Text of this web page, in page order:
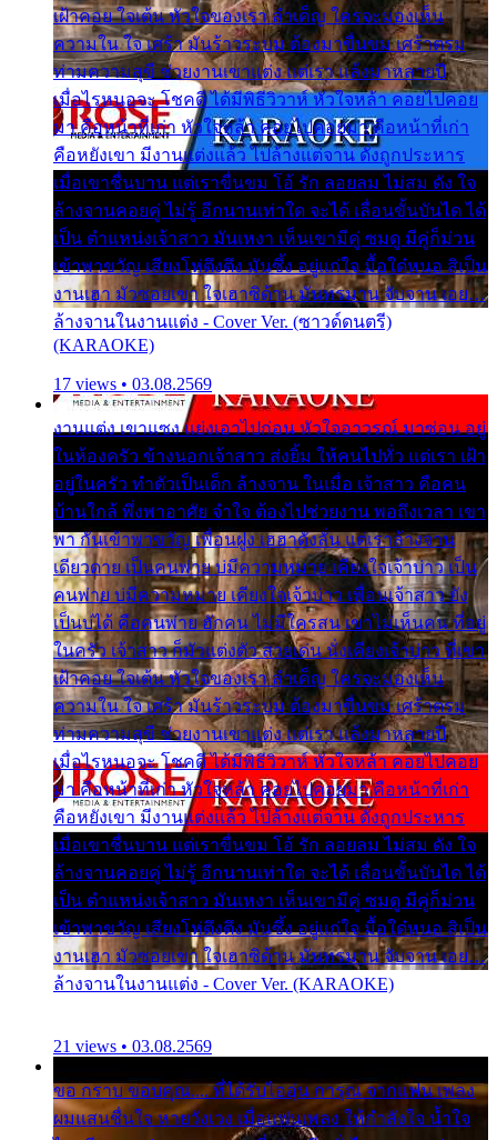
เฝ้าคอย ใจเต้น หัวใจของเรา ลำเค็ญ ใครจะมองเห็น
ความใน ใจ เศร้า มันร้าวระบม ต้องมาขื่นขม เศร้าตรม
ท่ามความสุขี ช่วยงานเขาแต่ง แต่เรา แล้งมาหลายปี
เมื่อไรหนอจะ โชคดี ได้มีพิธีวิวาห์ หัวใจหล้า คอยไปคอย
มา คือหน้าที่เก่า หัวใจหล้า คอยไปคอยมา คือหน้าที่เก่า
คือหยังเขา มีงานแต่งแล้ว ไปล้างแต่จาน ดั่งถูกประหาร
เมื่อเขาชื่นบาน แต่เราขื่นขม โอ้ รัก ลอยลม ไม่สม ดัง ใจ
ล้างจานคอยคู่ ไม่รู้ อีกนานเท่าใด จะได้ เลื่อนขั้นบันได ได้
เป็น ตำแหน่งเจ้าสาว มันเหงา เห็นเขามีคู่ ซมดู มีคู่ก็ม่วน
เข้าพาขวัญ เสียงโห่ตึงตึง มันซึ้ง อยู่แก่ใจ มื้อใด๋หนอ สิเป็น
งานเฮา มัวซอยเขา ใจเฮาซิด้าน มันทรมาน จับจาน เอย…
ล้างจานในงานแต่ง - Cover Ver. (ซาวด์ดนตรี)
(KARAOKE)
17 views • 03.08.2569
งานแต่ง เขาแซง แย่งเอาไปก่อน หัวใจอาวรณ์ มาซ่อน อยู่
ในห้องครัว ข้างนอกเจ้าสาว ส่งยิ้ม ให้คนไปทั่ว แต่เรา เฝ้า
อยู่ในครัว ทำตัวเป็นเด็ก ล้างจาน ในเมื่อ เจ้าสาว คือคน
บ้านใกล้ พึ่งพาอาศัย จำใจ ต้องไปช่วยงาน พอถึงเวลา เขา
พา กันเข้าพาขวัญ เพื่อนฝูง เฮฮาดังลั่น แต่เราล้างจาน
เดียวดาย เป็นคนพ่าย บ่มีความหมาย เคียงใจเจ้าบ่าว เป็น
คนพ่าย บ่มีความหมาย เคียงใจเจ้าบ่าว เพื่อนเจ้าสาว ยัง
เป็นบ่ได้ คือคนพ่าย ฮักคน ไม่มีใครสน เขาไม่เห็นคน ที่อยู่
ในครัว เจ้าสาว ก็มัวแต่งตัว สวยเด่น นั่งเคียงเจ้าบ่าว ที่เขา
เฝ้าคอย ใจเต้น หัวใจของเรา ลำเค็ญ ใครจะมองเห็น
ความใน ใจ เศร้า มันร้าวระบม ต้องมาขื่นขม เศร้าตรม
ท่ามความสุขี ช่วยงานเขาแต่ง แต่เรา แล้งมาหลายปี
เมื่อไรหนอจะ โชคดี ได้มีพิธีวิวาห์ หัวใจหล้า คอยไปคอย
มา คือหน้าที่เก่า หัวใจหล้า คอยไปคอยมา คือหน้าที่เก่า
คือหยังเขา มีงานแต่งแล้ว ไปล้างแต่จาน ดั่งถูกประหาร
เมื่อเขาชื่นบาน แต่เราขื่นขม โอ้ รัก ลอยลม ไม่สม ดัง ใจ
ล้างจานคอยคู่ ไม่รู้ อีกนานเท่าใด จะได้ เลื่อนขั้นบันได ได้
เป็น ตำแหน่งเจ้าสาว มันเหงา เห็นเขามีคู่ ซมดู มีคู่ก็ม่วน
เข้าพาขวัญ เสียงโห่ตึงตึง มันซึ้ง อยู่แก่ใจ มื้อใด๋หนอ สิเป็น
งานเฮา มัวซอยเขา ใจเฮาซิด้าน มันทรมาน จับจาน เอย…
ล้างจานในงานแต่ง - Cover Ver. (KARAOKE)
21 views • 03.08.2569
ขอ กราบ ขอบคุณ.... ที่ได้รับไออุ่น การุณ จากแฟน เพลง
ผมแสนชื่นใจ หายวังเวง เมื่อแฟนเพลง ให้กำลังใจ น้ำใจ